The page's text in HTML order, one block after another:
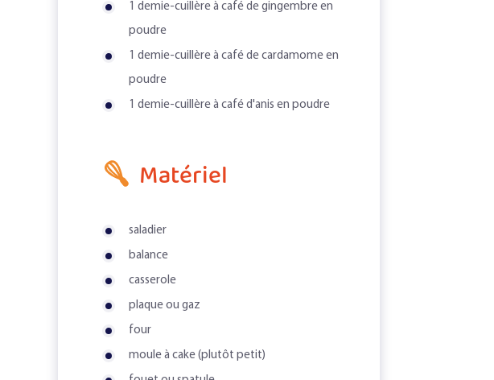
1 demie-cuillère à café de gingembre en
poudre
1 demie-cuillère à café de cardamome en
poudre
1 demie-cuillère à café d'anis en poudre
Matériel
saladier
balance
casserole
plaque ou gaz
four
moule à cake (plutôt petit)